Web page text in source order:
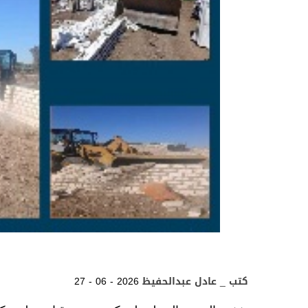
27 - 06 - 2026كتب _ عادل عبدالحفيظ